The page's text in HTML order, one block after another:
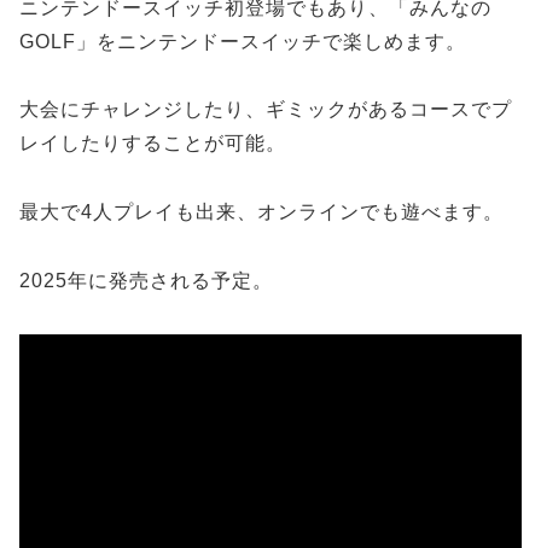
ニンテンドースイッチ初登場でもあり、「みんなの
GOLF」をニンテンドースイッチで楽しめます。
大会にチャレンジしたり、ギミックがあるコースでプ
レイしたりすることが可能。
最大で4人プレイも出来、オンラインでも遊べます。
2025年に発売される予定。